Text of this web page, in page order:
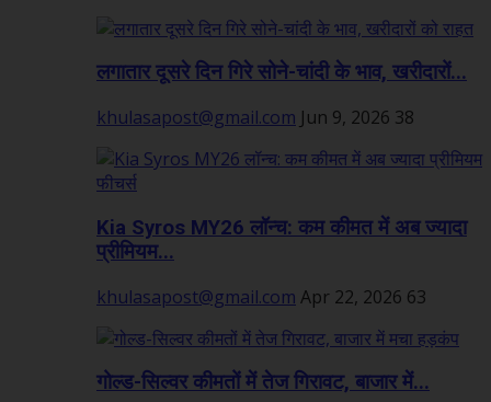
लगातार दूसरे दिन गिरे सोने-चांदी के भाव, खरीदारों...
khulasapost@gmail.com Jun 9, 2026 38
Kia Syros MY26 लॉन्च: कम कीमत में अब ज्यादा
प्रीमियम...
khulasapost@gmail.com Apr 22, 2026 63
गोल्ड-सिल्वर कीमतों में तेज गिरावट, बाजार में...